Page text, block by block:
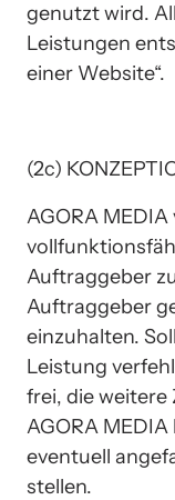
genutzt wird.
Leistungen
einer Website“.
(2c)
AGORA
Auftraggeber
Auftraggeber
einzuhalten.
Leistung
frei, die weitere
AGORA
eventuell
stellen.